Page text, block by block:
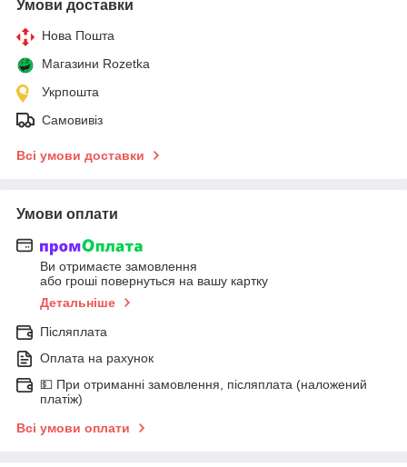
Умови доставки
Нова Пошта
Магазини Rozetka
Укрпошта
Самовивіз
Всі умови доставки
Умови оплати
Ви отримаєте замовлення
або гроші повернуться на вашу картку
Детальніше
Післяплата
Оплата на рахунок
💵 При отриманні замовлення, післяплата (наложений
платіж)
Всі умови оплати